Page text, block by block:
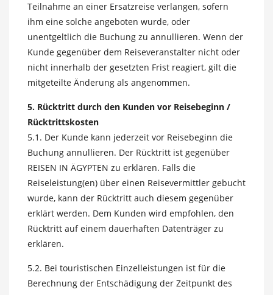
Teilnahme an einer Ersatzreise verlangen, sofern
ihm eine solche angeboten wurde, oder
unentgeltlich die Buchung zu annullieren. Wenn der
Kunde gegenüber dem Reiseveranstalter nicht oder
nicht innerhalb der gesetzten Frist reagiert, gilt die
mitgeteilte Änderung als angenommen.
5. Rücktritt durch den Kunden vor Reisebeginn /
Rücktrittskosten
5.1. Der Kunde kann jederzeit vor Reisebeginn die
Buchung annullieren. Der Rücktritt ist gegenüber
REISEN IN ÄGYPTEN zu erklären. Falls die
Reiseleistung(en) über einen Reisevermittler gebucht
wurde, kann der Rücktritt auch diesem gegenüber
erklärt werden. Dem Kunden wird empfohlen, den
Rücktritt auf einem dauerhaften Datenträger zu
erklären.
5.2. Bei touristischen Einzelleistungen ist für die
Berechnung der Entschädigung der Zeitpunkt des